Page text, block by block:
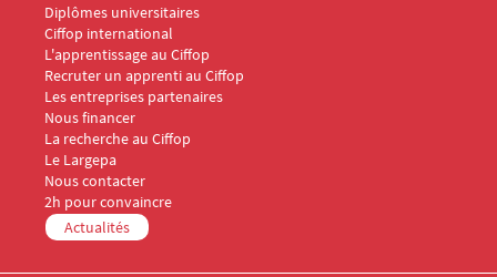
Diplômes universitaires
Ciffop international
Menu Footer CIFFOP 3
L'apprentissage au Ciffop
Recruter un apprenti au Ciffop
Les entreprises partenaires
Nous financer
Menu Footer CIFFOP 4
La recherche au Ciffop
Le Largepa
Menu Footer CIFFOP 5
Nous contacter
2h pour convaincre
Actualités